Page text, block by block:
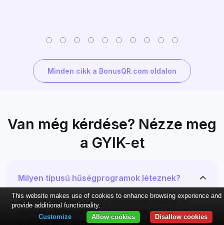
Minden cikk a BonusQR.com oldalon
Van még kérdése? Nézze meg
a GYIK-et
Milyen típusú hűségprogramok léteznek?
A hűségprogramok számos lehetőséget kínálnak az
ügyfelek jutalmazására és motiválására, hogy
gyakrabban látogassanak el hozzánk. A legnépszerűbb
This website makes use of cookies to enhance browsing experience and
provide additional functionality.
Disallow cookies
Allow cookies
Customize